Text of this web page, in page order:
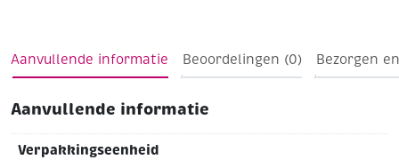
Aanvullende informatie Beoordelingen (0) Bezorgen
Aanvullende informatie
Verpakkingseenheid